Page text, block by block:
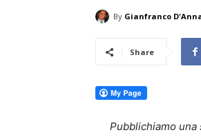
By Gianfranco
Share
Pubblichiamo una